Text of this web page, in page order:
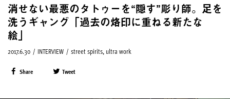
消せない最悪のタトゥーを“隠す”彫り師。足を
洗うギャング「過去の烙印に重ねる新たな
絵」
2017.6.30 / INTERVIEW / street spirits, ultra work
Share Tweet